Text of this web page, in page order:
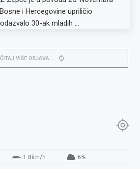
i Hercegovine upriličio
30-ak mladih …
VIŠE OBJAVA
1.8km/h 6%